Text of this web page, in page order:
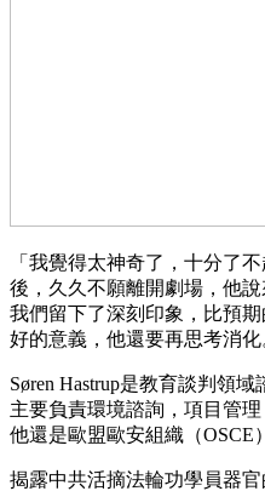
「我覺得太神奇了，十分了
後，久久不願離開劇場，他
我們留下了深刻印象，比預
好的意義，他還要再思考消化
Søren Hastrup是教育談判領域
主要負責環境諮詢，項目管
他還是歐盟歐安組織（OSCE
揭露中共活摘法輪功學員器